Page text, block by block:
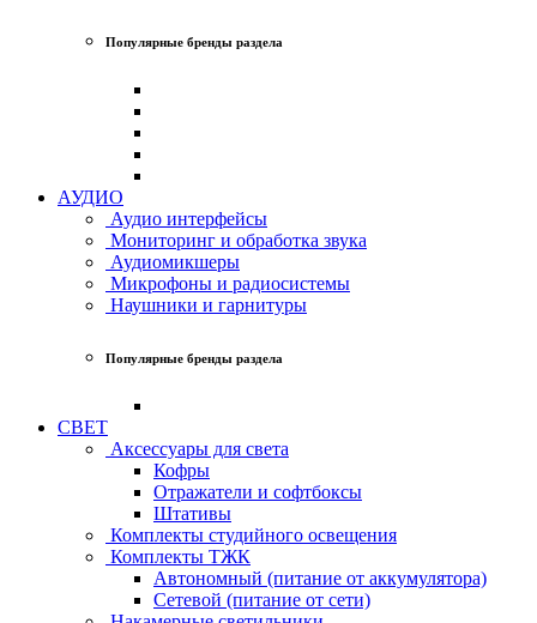
Популярные бренды раздела
АУДИО
Аудио интерфейсы
Мониторинг и обработка звука
Аудиомикшеры
Микрофоны и радиосистемы
Наушники и гарнитуры
Популярные бренды раздела
СВЕТ
Аксессуары для света
Кофры
Отражатели и софтбоксы
Штативы
Комплекты студийного освещения
Комплекты ТЖК
Автономный (питание от аккумулятора)
Сетевой (питание от сети)